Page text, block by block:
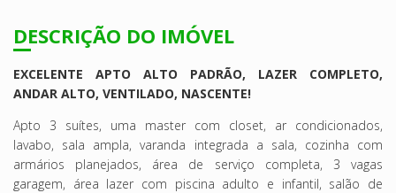
DESCRIÇÃO DO IMÓVEL
EXCELENTE APTO ALTO PADRÃO, LAZER COMPLETO,
ANDAR ALTO, VENTILADO, NASCENTE!
Apto 3 suítes, uma master com closet, ar condicionados,
lavabo, sala ampla, varanda integrada a sala, cozinha com
armários planejados, área de serviço completa, 3 vagas
garagem, área lazer com piscina adulto e infantil, salão de